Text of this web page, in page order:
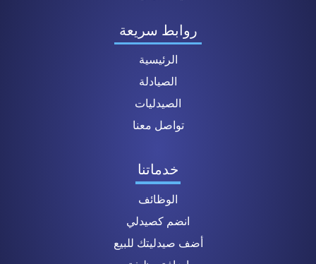
روابط سريعة
الرئيسية
الصيادلة
الصيدليات
تواصل معنا
خدماتنا
الوظائف
انضم كصيدلي
أضف صيدليتك للبيع